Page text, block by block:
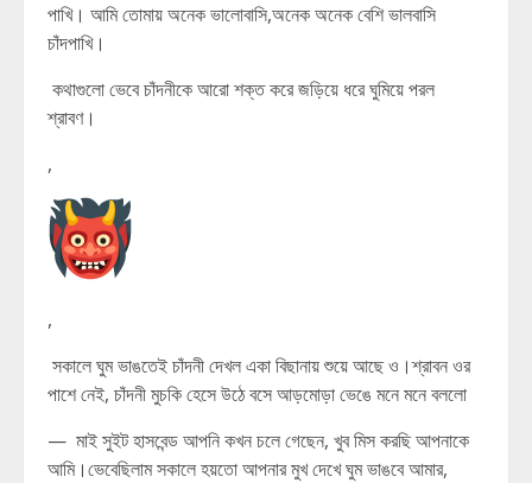
পাখি। আমি তোমায় অনেক ভালোবাসি,অনেক অনেক বেশি ভালবাসি
চাঁদপাখি।
কথাগুলো ভেবে চাঁদনীকে আরো শক্ত করে জড়িয়ে ধরে ঘুমিয়ে পরল
শ্রাবণ।
,
,
সকালে ঘুম ভাঙতেই চাঁদনী দেখল একা বিছানায় শুয়ে আছে ও।শ্রাবন ওর
পাশে নেই, চাঁদনী মুচকি হেসে উঠে বসে আড়মোড়া ভেঙে মনে মনে বললো
— মাই সুইট হাসবেন্ড আপনি কখন চলে গেছেন, খুব মিস করছি আপনাকে
আমি।ভেবেছিলাম সকালে হয়তো আপনার মুখ দেখে ঘুম ভাঙবে আমার,